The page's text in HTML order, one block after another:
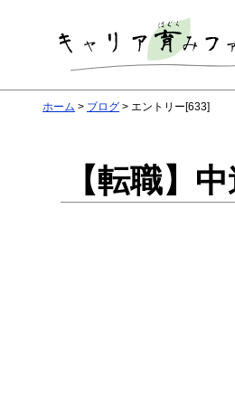
ホーム ブログ エントリー[633]
【転職】